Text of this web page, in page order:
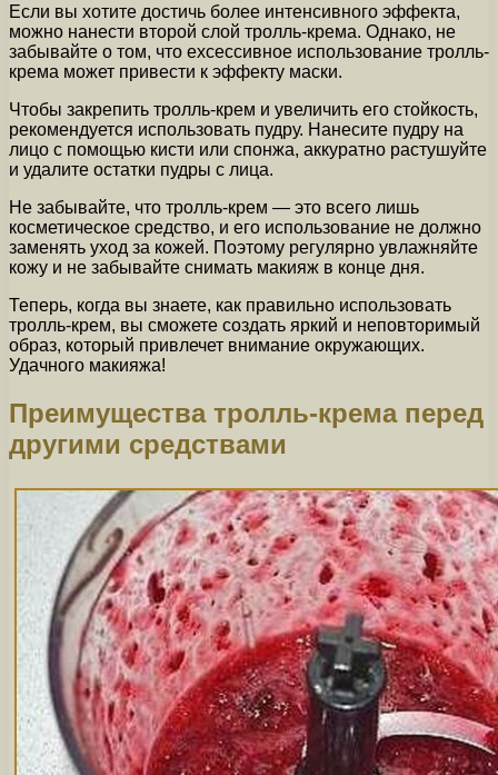
Если вы хотите достичь более интенсивного эффекта,
можно нанести второй слой тролль-крема. Однако, не
забывайте о том, что exсессивное использование тролль-
крема может привести к эффекту маски.
Чтобы закрепить тролль-крем и увеличить его стойкость,
рекомендуется использовать пудру. Нанесите пудру на
лицо с помощью кисти или спонжа, аккуратно растушуйте
и удалите остатки пудры с лица.
Не забывайте, что тролль-крем — это всего лишь
косметическое средство, и его использование не должно
заменять уход за кожей. Поэтому регулярно увлажняйте
кожу и не забывайте снимать макияж в конце дня.
Теперь, когда вы знаете, как правильно использовать
тролль-крем, вы сможете создать яркий и неповторимый
образ, который привлечет внимание окружающих.
Удачного макияжа!
Преимущества тролль-крема перед
другими средствами